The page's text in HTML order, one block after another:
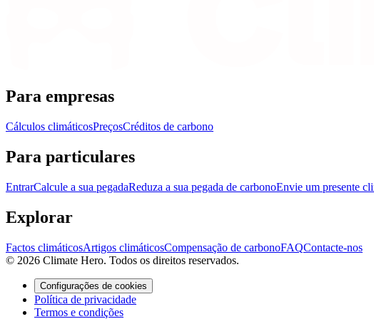
Para empresas
Cálculos climáticosPreçosCréditos de carbono
Para particulares
EntrarCalcule a sua pegadaReduza a sua pegada de carbonoEnvie um presente
Explorar
Factos climáticosArtigos climáticosCompensação de carbonoFAQContacte-nos
© 2026 Climate Hero. Todos os direitos reservados.
Configurações de cookies
Política de privacidade
Termos e condições